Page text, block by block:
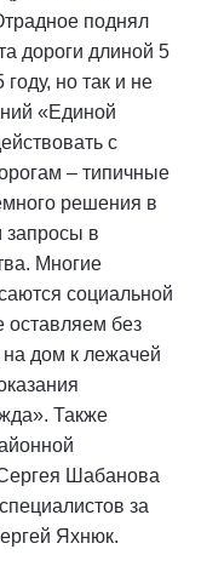
поднял
дороги длиной 5
но так и не
«Единой
с
– типичные
решения в
запросы в
Многие
социальной
оставляем без
дом к лежачей
Также
Шабанова
за
Яхнюк.